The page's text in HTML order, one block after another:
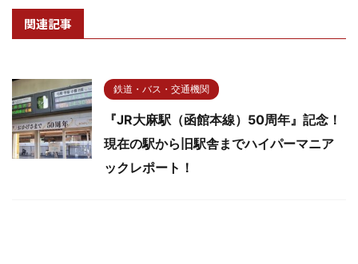
関連記事
鉄道・バス・交通機関
『JR大麻駅（函館本線）50周年』記念！
現在の駅から旧駅舎までハイパーマニア
ックレポート！